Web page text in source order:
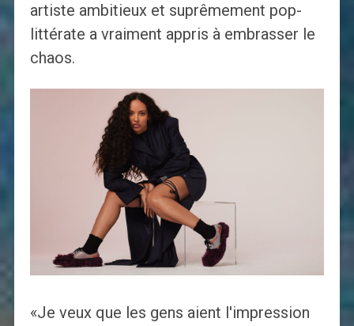
artiste ambitieux et suprêmement pop-
littérate a vraiment appris à embrasser le
chaos.
«Je veux que les gens aient l'impression